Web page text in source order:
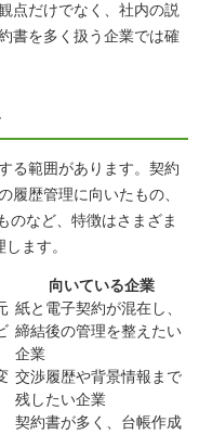
点だけでなく、社内の説
書を多く扱う企業では確
る範囲があります。契約
履歴管理に向いたもの、
のなど、特徴はさまざま
ます。
向いている企業
紙と電子契約が混在し、
締結後の管理を整えたい
企業
交渉履歴や背景情報まで
残したい企業
契約書が多く、台帳作成